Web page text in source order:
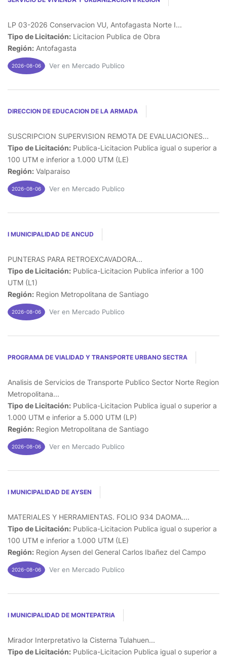
LP 03-2026 Conservacion VU, Antofagasta Norte I...
Tipo de Licitación: Licitacion Publica de Obra
Región: Antofagasta
2026-08-06 Ver en Mercado Publico
DIRECCION DE EDUCACION DE LA ARMADA
SUSCRIPCION SUPERVISION REMOTA DE EVALUACIONES...
Tipo de Licitación: Publica-Licitacion Publica igual o superior a
100 UTM e inferior a 1.000 UTM (LE)
Región: Valparaiso
2026-08-06 Ver en Mercado Publico
I MUNICIPALIDAD DE ANCUD
PUNTERAS PARA RETROEXCAVADORA...
Tipo de Licitación: Publica-Licitacion Publica inferior a 100
UTM (L1)
Región: Region Metropolitana de Santiago
2026-08-06 Ver en Mercado Publico
PROGRAMA DE VIALIDAD Y TRANSPORTE URBANO SECTRA
Analisis de Servicios de Transporte Publico Sector Norte Region
Metropolitana...
Tipo de Licitación: Publica-Licitacion Publica igual o superior a
1.000 UTM e inferior a 5.000 UTM (LP)
Región: Region Metropolitana de Santiago
2026-08-06 Ver en Mercado Publico
I MUNICIPALIDAD DE AYSEN
MATERIALES Y HERRAMIENTAS. FOLIO 934 DAOMA....
Tipo de Licitación: Publica-Licitacion Publica igual o superior a
100 UTM e inferior a 1.000 UTM (LE)
Región: Region Aysen del General Carlos Ibañez del Campo
2026-08-06 Ver en Mercado Publico
I MUNICIPALIDAD DE MONTEPATRIA
Mirador Interpretativo la Cisterna Tulahuen...
Tipo de Licitación: Publica-Licitacion Publica igual o superior a